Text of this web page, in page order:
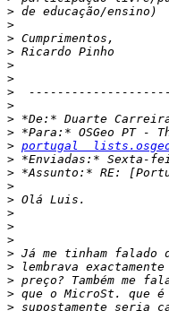
>
>
>
>
>
>
>
>
> *De:* Duarte
>
> portugal
>
>
>
>
>
>
>
>
>
>
>
>